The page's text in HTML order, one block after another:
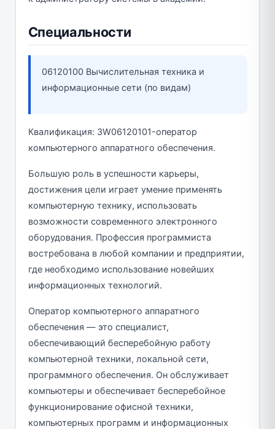
Специальности
06120100 Вычислительная техника и
информационные сети (по видам)
Квалификация: 3W06120101-оператор
компьютерного аппаратного обеспечения.
Большую роль в успешности карьеры,
достижения цели играет умение применять
компьютерную технику, использовать
возможности современного электронного
оборудования. Профессия программиста
востребована в любой компании и предприятии,
где необходимо использование новейших
информационных технологий.
Оператор компьютерного аппаратного
обеспечения — это специалист,
обеспечивающий бесперебойную работу
компьютерной техники, локальной сети,
программного обеспечения. Он обслуживает
компьютеры и обеспечивает бесперебойное
функционирование офисной техники,
компьютерных программ и информационных